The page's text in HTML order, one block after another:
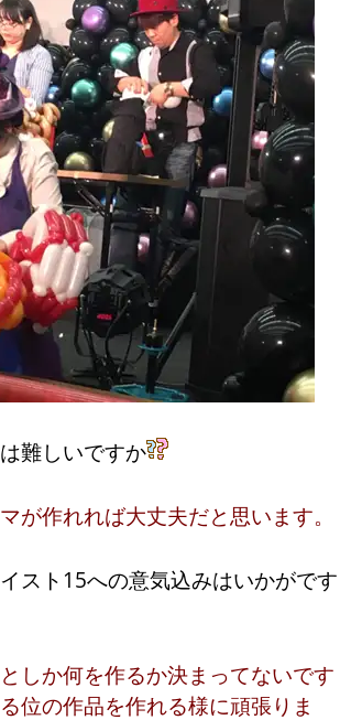
難しいですか
が作れれば大丈夫だと思います。
スト15への意気込みはいかがです
しか何を作るか決まってないです
位の作品を作れる様に頑張りま